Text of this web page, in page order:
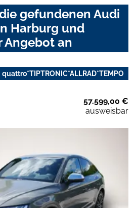
gefundenen Audi
Harburg und
Angebot an
57.599,00 €
ausweisbar